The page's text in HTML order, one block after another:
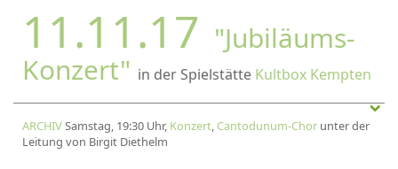
11.11.17 "Jubiläums-
Konzert" in der Spielstätte Kultbox Kempten
ARCHIVSamstag, 19:30 Uhr, Konzert,Cantodunum-Chor unter der
Leitung von Birgit Diethelm